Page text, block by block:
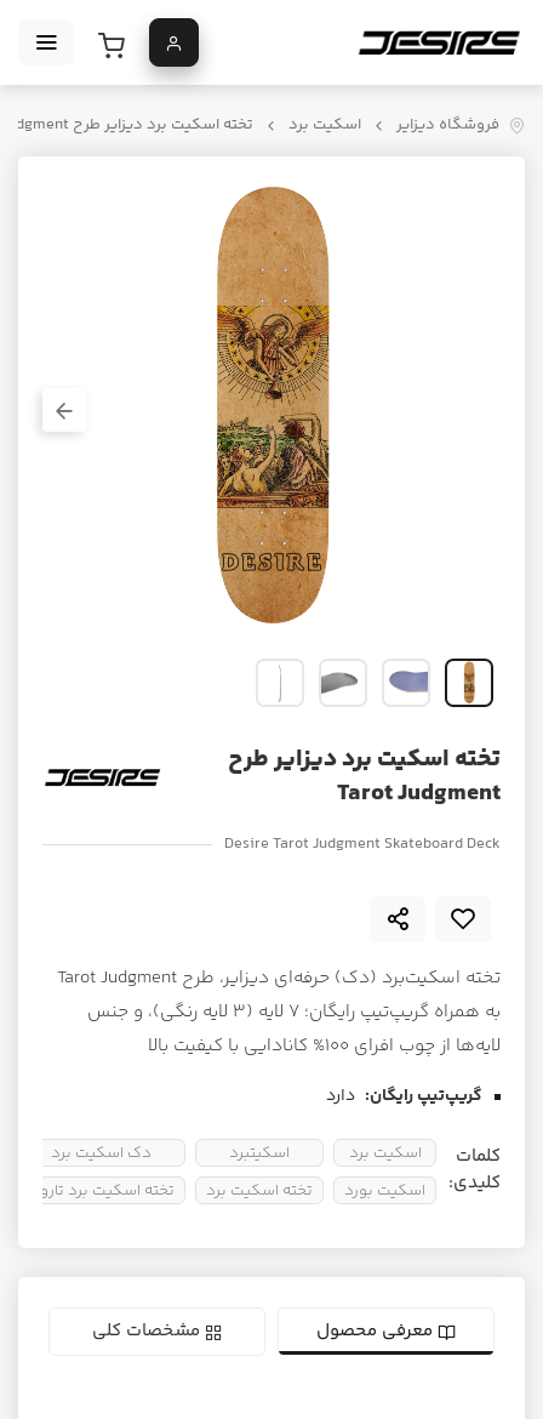
فروشگاه دیزایر اسکیت برد تخته اسکیت برد دیزایر طرح Tarot Judgment
تخته اسکیت برد دیزایر طرح
Tarot Judgment
Desire Tarot Judgment Skateboard Deck
تخته اسکیت‌برد (دک) حرفه‌ای دیزایر، طرح Tarot Judgment
به همراه گریپ‌تیپ رایگان؛ ۷ لایه (۳ لایه رنگی)، و جنس
لایه‌ها از چوب افرای 100% کانادایی با کیفیت بالا
گریپ‌تیپ رایگان: دارد
کلمات
کلیدی:
اسکیت برد
اسکیت بورد
اسکیتبرد
تخته اسکیت برد
دک اسکیت برد
تخته اسکیت برد تاروت
معرفی محصول مشخصات کلی